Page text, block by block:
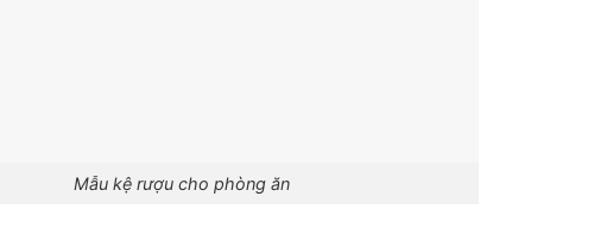
Mẫu kệ rượu cho phòng ăn